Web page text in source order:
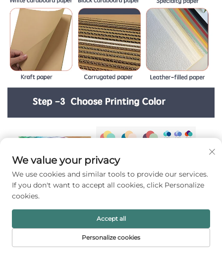
We value your privacy
We use cookies and similar tools to provide our services.
If you don't want to accept all cookies, click Personalize
cookies.
Personalize cookies
Accept all